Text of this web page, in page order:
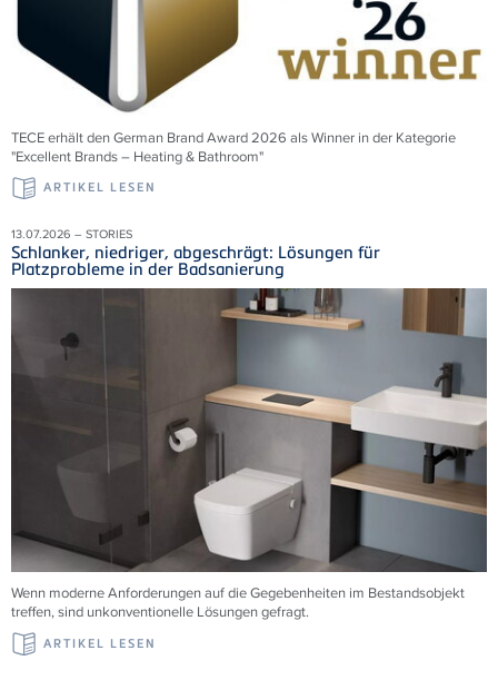
TECE erhält den German Brand Award 2026 als Winner in der Kategorie
"Excellent Brands – Heating & Bathroom"
ARTIKEL LESEN
13.07.2026 – STORIES
Schlanker, niedriger, abgeschrägt: Lösungen für
Platzprobleme in der Badsanierung
Wenn moderne Anforderungen auf die Gegebenheiten im Bestandsobjekt
treffen, sind unkonventionelle Lösungen gefragt.
ARTIKEL LESEN